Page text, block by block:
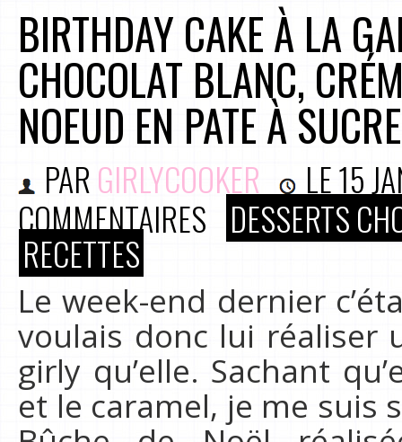
BIRTHDAY CAKE À LA
CHOCOLAT BLANC,
NOEUD EN PATE À SUCRE
PAR GIRLYCOOKER LE15
COMMENTAIRES DESSERTS
RECETTES
Le week-end dernier
voulais donc lui réaliser
girly qu’elle. Sachant
et le caramel, je me suis